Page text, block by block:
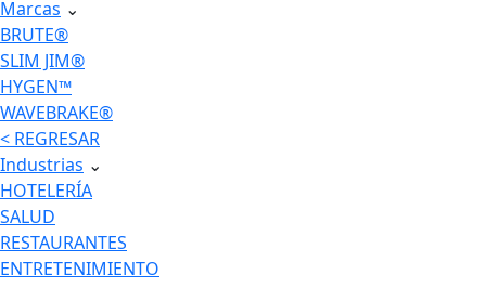
Marcas ⌄
BRUTE®
SLIM JIM®
HYGEN™
WAVEBRAKE®
< REGRESAR
Industrias ⌄
HOTELERÍA
SALUD
RESTAURANTES
ENTRETENIMIENTO